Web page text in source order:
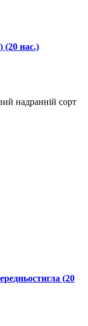
(20 нас.)
надранній сорт
(20